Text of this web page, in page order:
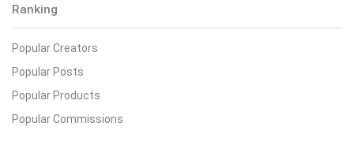
Ranking
Popular Creators
Popular Posts
Popular Products
Popular Commissions